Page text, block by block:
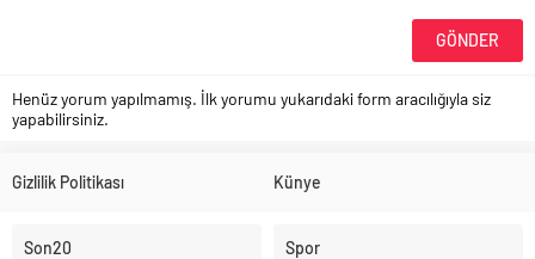
Henüz yorum yapılmamış. İlk yorumu yukarıdaki form aracılığıyla siz
yapabilirsiniz.
Gizlilik Politikası Künye
Son20 Spor